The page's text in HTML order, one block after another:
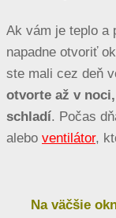
Ak vám je teplo a
napadne otvoriť
ste mali cez deň
otvorte až v
schladí. Počas
alebo ventilátor,
Na väčšie